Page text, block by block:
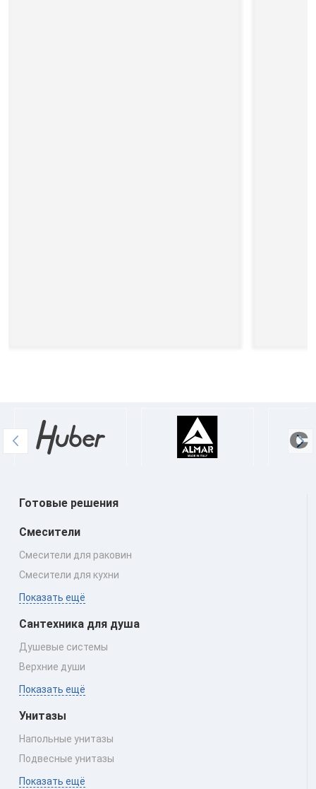
Готовые решения
Смесители
Смесители для раковин
Смесители для кухни
Показать ещё
Сантехника для душа
Душевые системы
Верхние души
Показать ещё
Унитазы
Напольные унитазы
Подвесные унитазы
Показать ещё